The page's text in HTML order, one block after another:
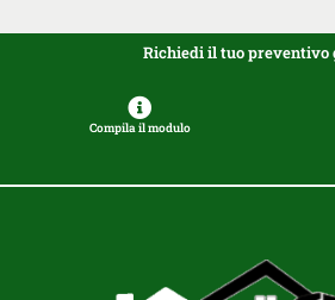
Richiedi il tuo preventivo
Compila il modulo